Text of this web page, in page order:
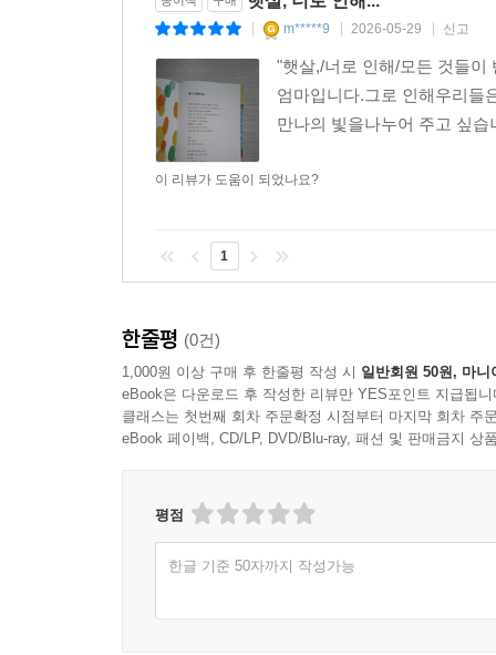
m*****9 2026-05-29 신고
"햇살,/너로 인해/모든 것들이
엄마입니다.그로 인해우리들
만나의 빛을나누어 주고 싶
이 리뷰가 도움이 되었나요?
1
한줄평 (0건)
1,000원 이상 구매 후 한줄평 작성 시 일반회원 50원, 마니
eBook은 다운로드 후 작성한 리뷰만 YES포인트 지급됩니
클래스는 첫번째 회차 주문확정 시점부터 마지막 회차 주
eBook 페이백, CD/LP, DVD/Blu-ray, 패션 및 판매금지 상
평점
한글 기준 50자까지 작성가능